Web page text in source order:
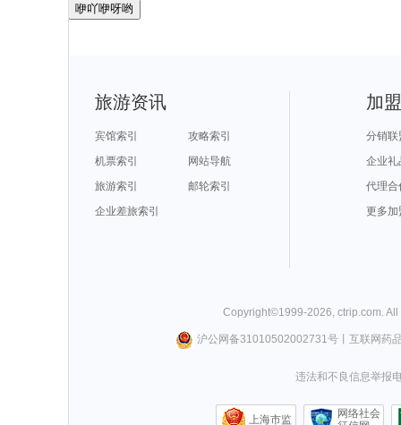
咿吖咿呀哟
旅游资讯
宾馆索引
攻略索引
机票索引
网站导航
旅游索引
邮轮索引
企业差旅索引
加
分销联
企业礼
代理合
更多加
Copyright©1999-2026 ctrip.com .
沪公网备31010502002731号丨 互联网药
违法和不良信息举报
上海市监
网络社会